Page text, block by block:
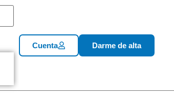
Cuenta Darme de alta